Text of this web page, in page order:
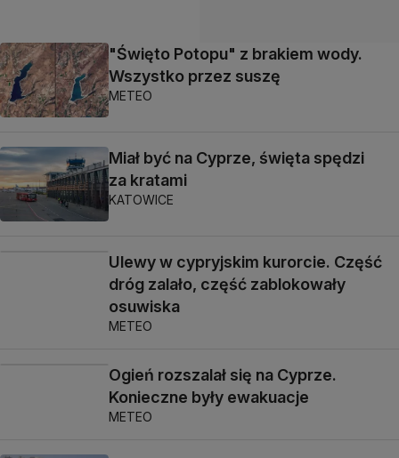
"Święto Potopu" z brakiem wody.
Wszystko przez suszę
METEO
Miał być na Cyprze, święta spędzi
za kratami
KATOWICE
Ulewy w cypryjskim kurorcie. Część
dróg zalało, część zablokowały
osuwiska
METEO
Ogień rozszalał się na Cyprze.
Konieczne były ewakuacje
METEO